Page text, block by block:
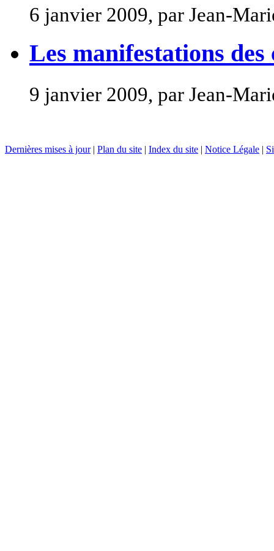
6 janvier 2009, par Jean-
Les manifestations
9 janvier 2009, par Jean-
Dernières mises à jour| Plan du site | Index du site | Notice Légale |